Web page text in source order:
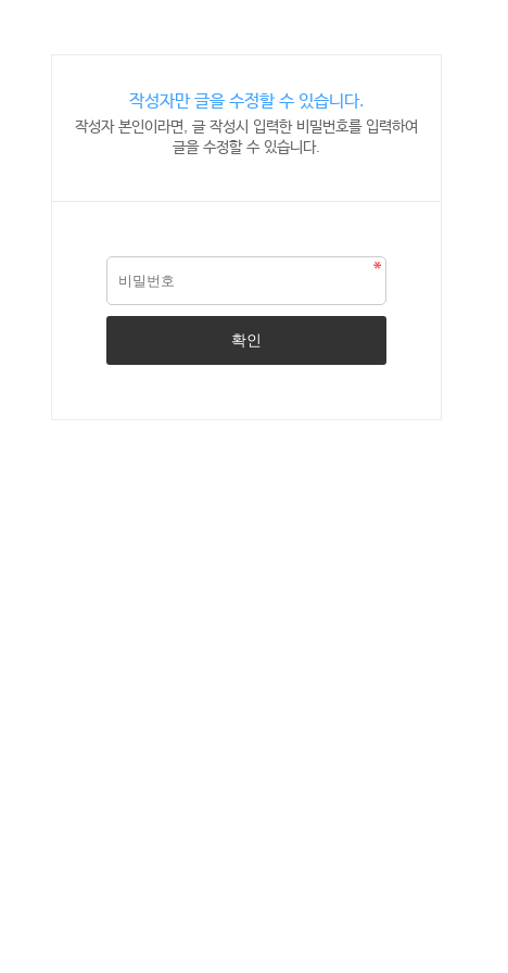
작성자만 글을 수정할 수 있습니다.
작성자 본인이라면, 글 작성시 입력한 비밀번호를 입력하여
글을 수정할 수 있습니다.